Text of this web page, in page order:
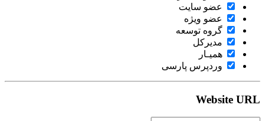
عضو سایت
عضو ویژه
گروه توسعه
مدیرکل
همیـار
وردپرس پارسی
Website URL